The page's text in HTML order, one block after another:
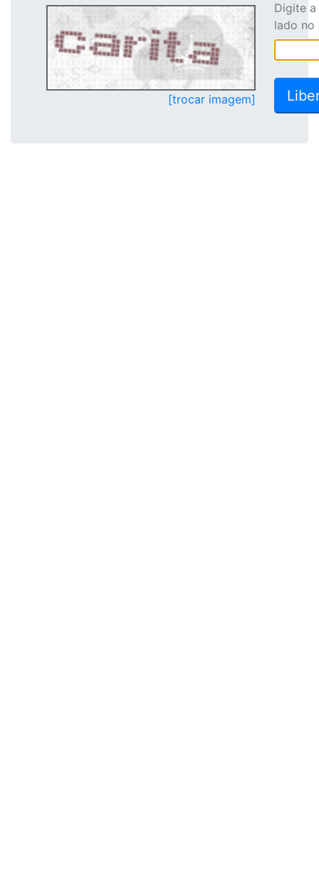
[trocar imagem]
Digite
lado no